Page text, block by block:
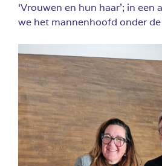
‘Vrouwen en hun haar’; in een
we het mannenhoofd onder